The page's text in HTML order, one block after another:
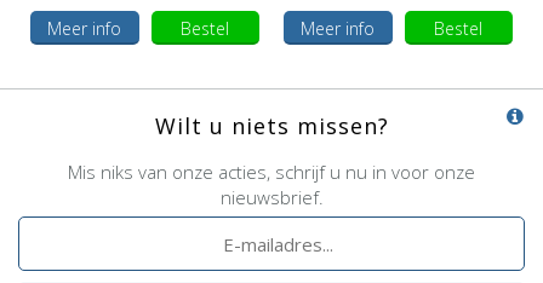
Meer info
Bestel
Meer info
Bestel
Wilt u niets missen?
Mis niks van onze acties, schrijf u nu in voor onze
nieuwsbrief.